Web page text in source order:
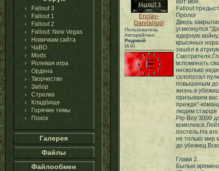
Fallout 3
Fallout 1
Fallout 2
Fallout: New Vegas
Новичкам сайта
ЧаВО
Mods
Ролевая игра
Ордена
Творчество
Забор
Стрелка
Кладбище
Горячие темы
Поиск
Галерея
Файлы
Файлообмен
Enclav-
Danila(rus)
Пользователь
Авторейтинг:
Рядовой
(4-0)
Вот мой.
Fallout
Пролог
Дверь
ядерную
крысиных
зашёл в
вспоминать
несколько
схлопотал
повышеным до
жизнь в
призываем
прежде"-
людям старше
Pip-Boy 3000
постель.На
не только мир
до
Глава 2.
Былые